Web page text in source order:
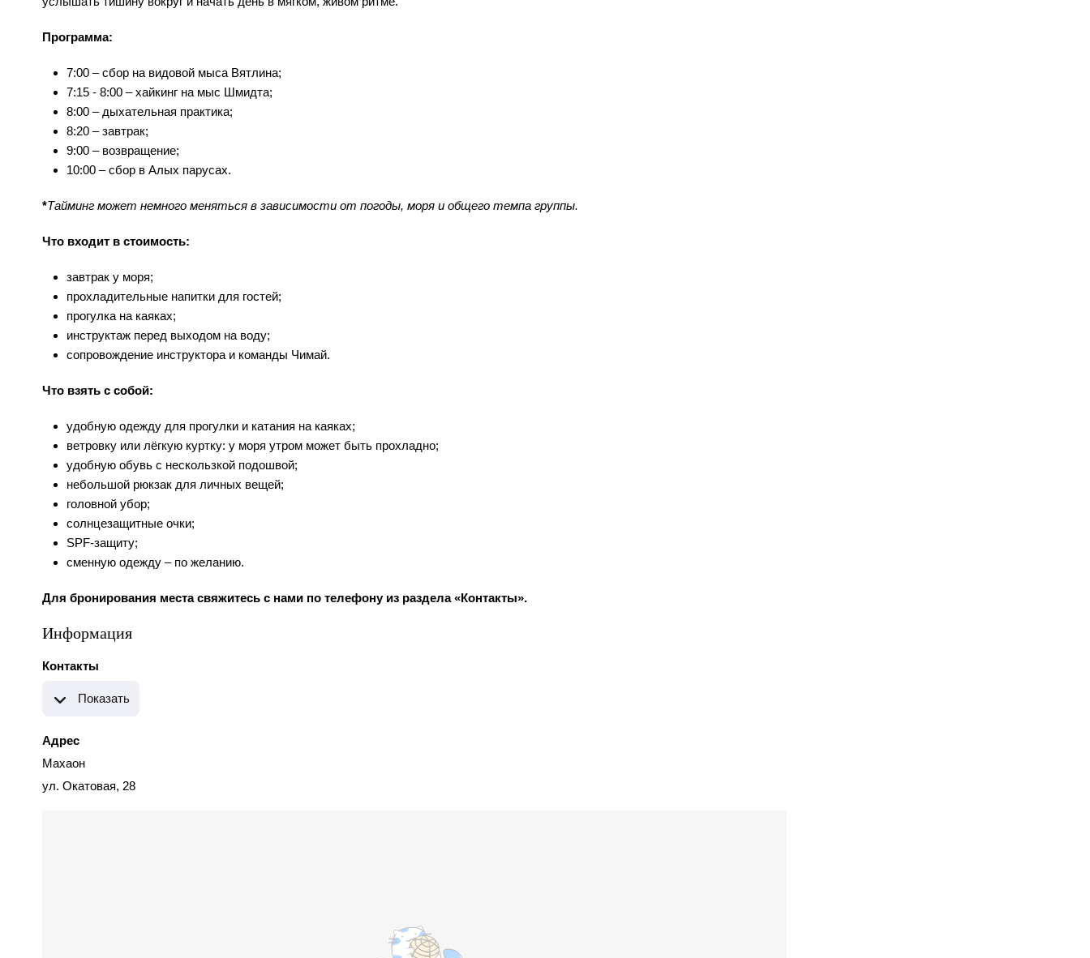
Программа:
7:00 – сбор на видовой мыса Вятлина;
7:15 - 8:00 – хайкинг на мыс Шмидта;
8:00 – дыхательная практика;
8:20 – завтрак;
9:00 – возвращение;
10:00 – сбор в Алых парусах.
*Тайминг может немного меняться в зависимости от погоды, моря и общего темпа группы.
Что входит в стоимость:
завтрак у моря;
прохладительные напитки для гостей;
прогулка на каяках;
инструктаж перед выходом на воду;
сопровождение инструктора и команды Чимай.
Что взять с собой:
удобную одежду для прогулки и катания на каяках;
ветровку или лёгкую куртку: у моря утром может быть прохладно;
удобную обувь с нескользкой подошвой;
небольшой рюкзак для личных вещей;
головной убор;
солнцезащитные очки;
SPF-защиту;
сменную одежду – по желанию.
Для бронирования места свяжитесь с нами по телефону из раздела «Контакты».
Информация
Контакты
Показать
Адрес
Махаон
ул. Окатовая, 28